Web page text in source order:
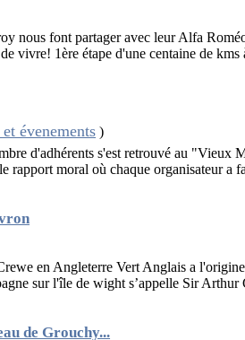
nous font partager avec leur Alfa
vivre! 1ère étape d'une centaine de
évenements )
d'adhérents s'est retrouvé au "Vieux
rapport moral où chaque organisateur a
en Angleterre Vert Anglais a
sur l'île de wight s’appelle Sir
de Grouchy...